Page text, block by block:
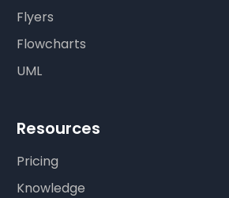
Flyers
Flowcharts
UML
Resources
Pricing
Knowledge